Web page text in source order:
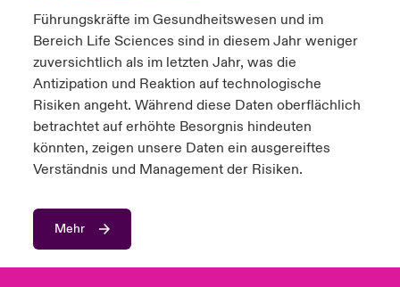
Führungskräfte im Gesundheitswesen und im
Bereich Life Sciences sind in diesem Jahr weniger
zuversichtlich als im letzten Jahr, was die
Antizipation und Reaktion auf technologische
Risiken angeht. Während diese Daten oberflächlich
betrachtet auf erhöhte Besorgnis hindeuten
könnten, zeigen unsere Daten ein ausgereiftes
Verständnis und Management der Risiken.
Mehr